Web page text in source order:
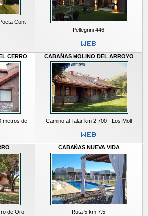
Cont
Pellegrini 446
CERRO
metros de
CABAÑAS MOLINO DEL ARROYO
Camino al Talar km 2.700 - Los Moll
de Oro
CABAÑAS NUEVA VIDA
Ruta 5 km 7.5